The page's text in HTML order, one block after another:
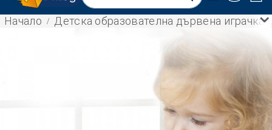
Начало Детска образователна дървена